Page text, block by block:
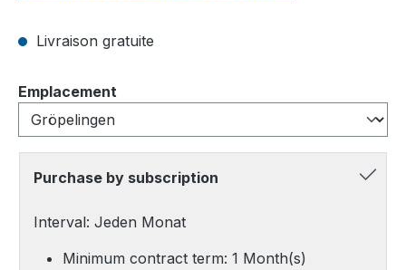
Livraison gratuite
Sélectionnez
Emplacement
Purchase by subscription
Interval: Jeden Monat
Minimum contract term: 1 Month(s)